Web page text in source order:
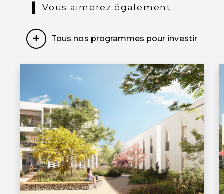
Vous aimerez également
Tous nos programmes pour investir